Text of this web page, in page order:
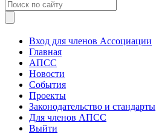
Вход для членов Ассоциации
Главная
АПСС
Новости
События
Проекты
Законодательство и стандарты
Для членов АПСС
Выйти